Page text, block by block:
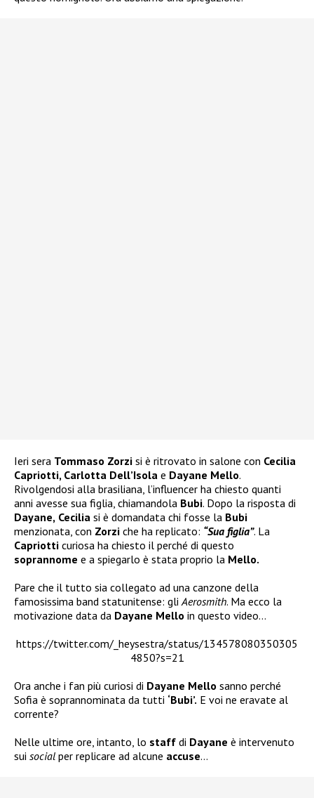
Ieri sera Tommaso Zorzi si è ritrovato in salone con Cecilia
Capriotti, Carlotta Dell’Isola e Dayane Mello.
Rivolgendosi alla brasiliana, l’influencer ha chiesto quanti
anni avesse sua figlia, chiamandola Bubi. Dopo la risposta di
Dayane, Cecilia si è domandata chi fosse la Bubi
menzionata, con Zorzi che ha replicato: “Sua figlia”. La
Capriotti curiosa ha chiesto il perché di questo
soprannome e a spiegarlo è stata proprio la Mello.
Pare che il tutto sia collegato ad una canzone della
famosissima band statunitense: gliAerosmith. Ma ecco la
motivazione data da Dayane Mello in questo video…
https://twitter.com/_heysestra/status/134578080350305
4850?s=21
Ora anche i fan più curiosi di Dayane Mello sanno perché
Sofia è soprannominata da tutti ‘Bubi’. E voi ne eravate al
corrente?
Nelle ultime ore, intanto, lo staff di Dayane è intervenuto
sui social per replicare ad alcune accuse…